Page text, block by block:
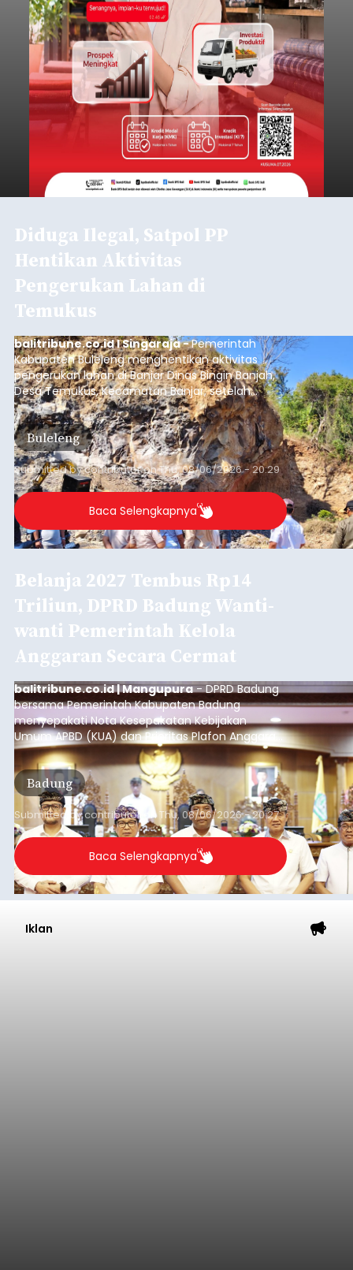
Diduga Ilegal, Satpol PP
Hentikan Aktivitas
Pengerukan Lahan di
Temukus
balitribune.co.id I Singaraja -Pemerintah
Kabupaten Buleleng menghentikan aktivitas
pengerukan lahan di Banjar Dinas Bingin Banjah,
Desa Temukus, Kecamatan Banjar, setelah
ditemukan indikasi kegiatan pengambilan
material yang tidak sesuai dengan peruntukan
kawasan.
Buleleng
Submitted bycontributoronThu, 08/06/2026 - 20:29
Baca Selengkapnya
Belanja 2027 Tembus Rp14
Triliun, DPRD Badung Wanti-
wanti Pemerintah Kelola
Anggaran Secara Cermat
balitribune.co.id | Mangupura- DPRD Badung
bersama Pemerintah Kabupaten Badung
menyepakati Nota Kesepakatan Kebijakan
Umum APBD (KUA) dan Prioritas Plafon Anggaran
Sementara (PPAS) Tahun Anggaran 2027 dalam
rapat paripurna yang digelar di Gedung DPRD
Badung, Kamis (6/8/2026).
Badung
Submitted bycontributor onThu, 08/06/2026 - 20:27
Baca Selengkapnya
Iklan